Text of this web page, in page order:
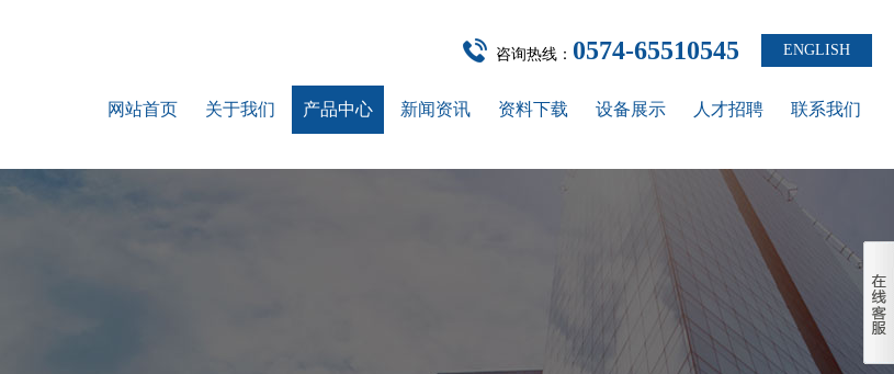
ENGLISH
咨询热线： 0574-65510545
网站首页 关于我们 产品中心 新闻资讯 资料下载 设备展示 人才招聘 联系我们